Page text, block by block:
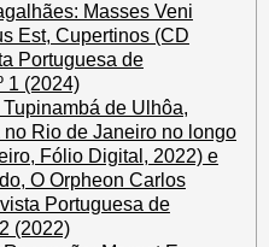
Masses Veni
Est, Cupertinos (CD
Portuguesa de
1 (2024)
Tupinambá de Ulhôa,
Rio de Janeiro no longo
Fólio Digital, 2022) e
O Orpheon Carlos
Portuguesa de
(2022)